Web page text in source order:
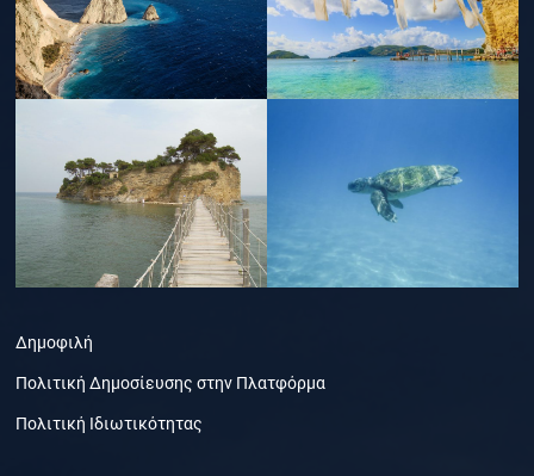
Δημοφιλή
Πολιτική Δημοσίευσης στην Πλατφόρμα
Πολιτική Ιδιωτικότητας